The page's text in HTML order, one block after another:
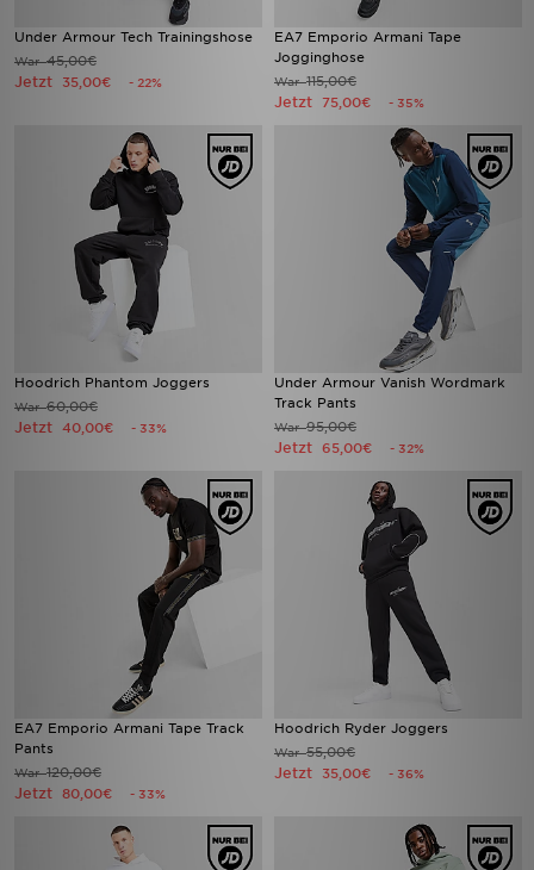
Under Armour Tech Trainingshose
War45,00€
Jetzt 35,00€ - 22%
EA7 Emporio Armani Tape
Jogginghose
War115,00€
Jetzt 75,00€ - 35%
Hoodrich Phantom Joggers
War60,00€
Jetzt 40,00€ - 33%
Under Armour Vanish Wordmark
Track Pants
War95,00€
Jetzt 65,00€ - 32%
EA7 Emporio Armani Tape Track
Pants
War120,00€
Jetzt 80,00€ - 33%
Hoodrich Ryder Joggers
War55,00€
Jetzt 35,00€ - 36%